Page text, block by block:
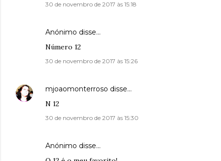
30 de novembro de 2017 às 15:18
Anónimo disse…
Número 12
30 de novembro de 2017 às 15:26
mjoaomonterroso disse…
N 12
30 de novembro de 2017 às 15:30
Anónimo disse…